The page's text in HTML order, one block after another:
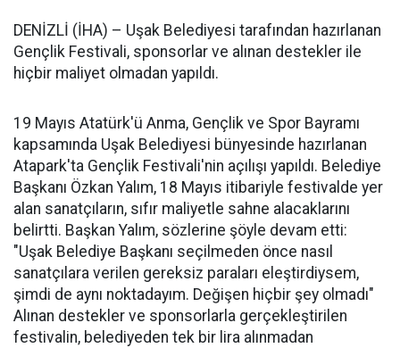
DENİZLİ (İHA) – Uşak Belediyesi tarafından hazırlanan
Gençlik Festivali, sponsorlar ve alınan destekler ile
hiçbir maliyet olmadan yapıldı.
19 Mayıs Atatürk'ü Anma, Gençlik ve Spor Bayramı
kapsamında Uşak Belediyesi bünyesinde hazırlanan
Atapark'ta Gençlik Festivali'nin açılışı yapıldı. Belediye
Başkanı Özkan Yalım, 18 Mayıs itibariyle festivalde yer
alan sanatçıların, sıfır maliyetle sahne alacaklarını
belirtti. Başkan Yalım, sözlerine şöyle devam etti:
"Uşak Belediye Başkanı seçilmeden önce nasıl
sanatçılara verilen gereksiz paraları eleştirdiysem,
şimdi de aynı noktadayım. Değişen hiçbir şey olmadı"
Alınan destekler ve sponsorlarla gerçekleştirilen
festivalin, belediyeden tek bir lira alınmadan